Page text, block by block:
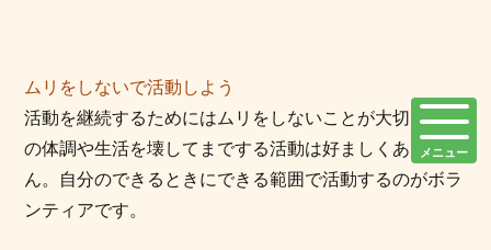
ムリをしないで活動しよう
活動を継続するためにはムリをしないことが大切。自分
の体調や生活を壊してまでする活動は好ましくありませ
ん。自分のできるときにできる範囲で活動するのがボラ
ンティアです。
メニュー